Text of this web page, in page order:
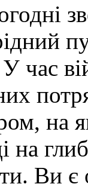
У час
на
на
Ви є